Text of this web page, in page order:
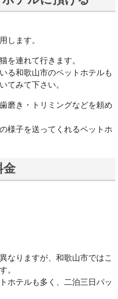
します。
を連れて行きます。
る和歌山市のペットホテルも
てみて下さい。
磨き・トリミングなどを頼め
様子を送ってくれるペットホ
金
なりますが、和歌山市ではこ
。
ホテルも多く、二泊三日パッ